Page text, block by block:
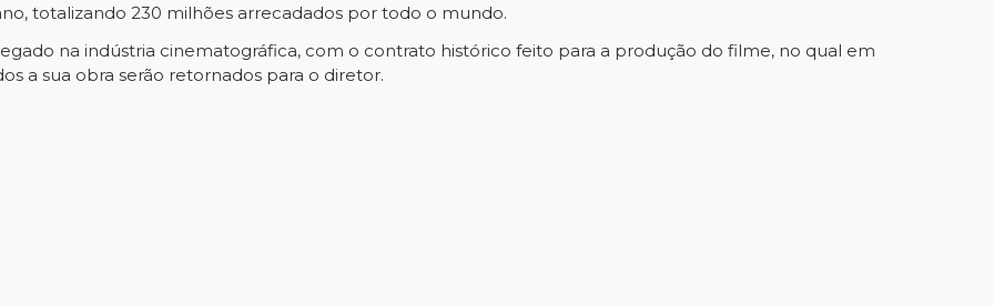
totalizando 230 milhões arrecadados por todo o mundo.
na indústria cinematográfica, com o contrato histórico feito para a produção do filme, no qual em
a sua obra serão retornados para o diretor.